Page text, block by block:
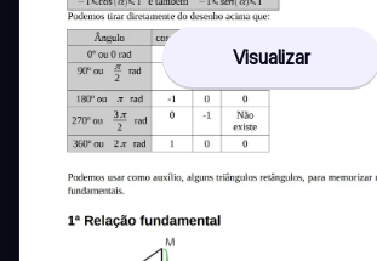
Visualizar